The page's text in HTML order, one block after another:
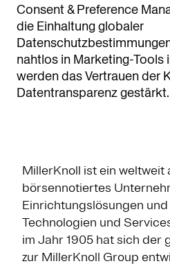
Consent & Preference
die Einhaltung globaler
nahtlos in Marketing-Tools
werden das Vertrauen der
Datentransparenz gestärkt.
MillerKnoll ist ein weltweit
börsennotiertes
Einrichtungslösungen
Technologien und
im Jahr 1905 hat sich der
zur MillerKnoll Group